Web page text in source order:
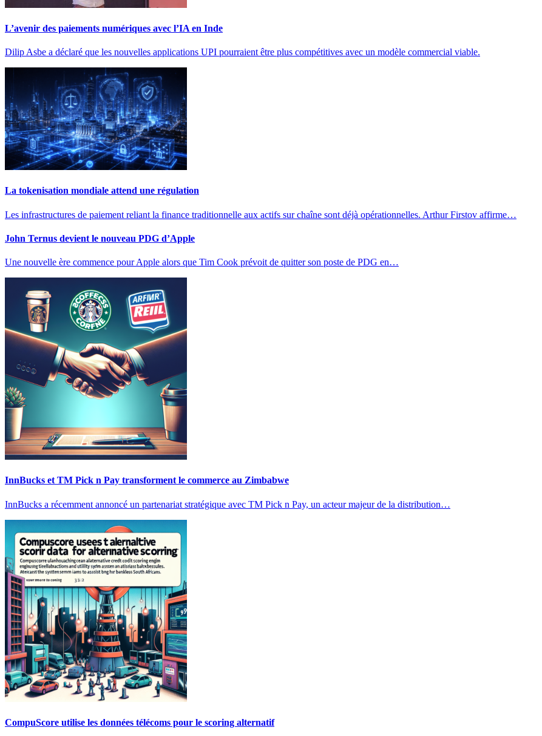
L’avenir des paiements numériques avec l’IA en Inde
Dilip Asbe a déclaré que les nouvelles applications UPI pourraient être plus compétitives avec un modèle commercial viable.
La tokenisation mondiale attend une régulation
Les infrastructures de paiement reliant la finance traditionnelle aux actifs sur chaîne sont déjà opérationnelles. Arthur Firstov affirme…
John Ternus devient le nouveau PDG d’Apple
Une nouvelle ère commence pour Apple alors que Tim Cook prévoit de quitter son poste de PDG en…
InnBucks et TM Pick n Pay transforment le commerce au Zimbabwe
InnBucks a récemment annoncé un partenariat stratégique avec TM Pick n Pay, un acteur majeur de la distribution…
CompuScore utilise les données télécoms pour le scoring alternatif